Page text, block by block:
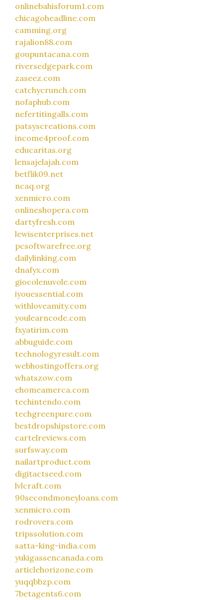
onlinebahisforum1.com
chicagoheadline.com
camming.org
rajalion88.com
goupuntacana.com
riversedgepark.com
zaseez.com
catchycrunch.com
nofaphub.com
nefertitingalls.com
patsyscreations.com
income4proof.com
educaritas.org
lensajelajah.com
betflik09.net
ncaq.org
xenmicro.com
onlineshopera.com
dartyfresh.com
lewisenterprises.net
pcsoftwarefree.org
dailylinking.com
dnafyx.com
giocolenuvole.com
iyouessential.com
withloveamity.com
youlearncode.com
fxyatirim.com
abbuguide.com
technologyresult.com
webhostingoffers.org
whatszow.com
ehomeamerca.com
techintendo.com
techgreenpure.com
bestdropshipstore.com
cartelreviews.com
surfsway.com
nailartproduct.com
digitactseed.com
lvlcraft.com
90secondmoneyloans.com
xenmicro.com
rodrovers.com
tripssolution.com
satta-king-india.com
yukigassencanada.com
articlehorizone.com
yuqqbbzp.com
7betagents6.com